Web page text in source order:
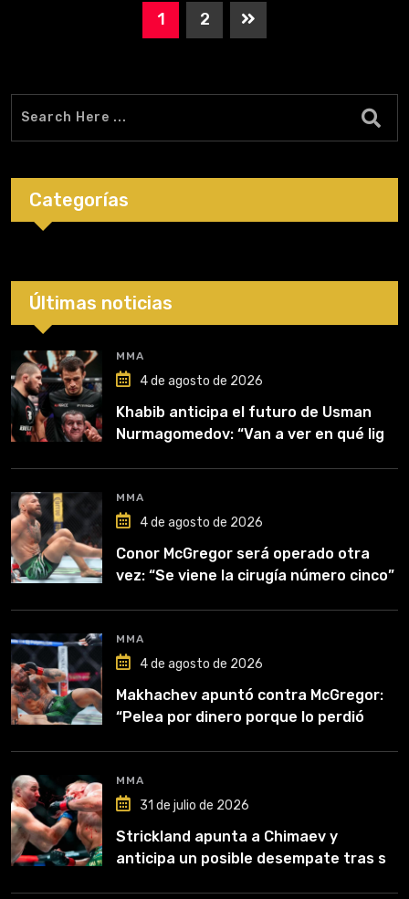
1 2
Categorías
Últimas noticias
MMA
4 de agosto de 2026
Khabib anticipa el futuro de Usman
Nurmagomedov: “Van a ver en qué liga
MMA
4 de agosto de 2026
Conor McGregor será operado otra
vez: “Se viene la cirugía número cinco”
MMA
4 de agosto de 2026
Makhachev apuntó contra McGregor:
“Pelea por dinero porque lo perdió
MMA
31 de julio de 2026
Strickland apunta a Chimaev y
anticipa un posible desempate tras su